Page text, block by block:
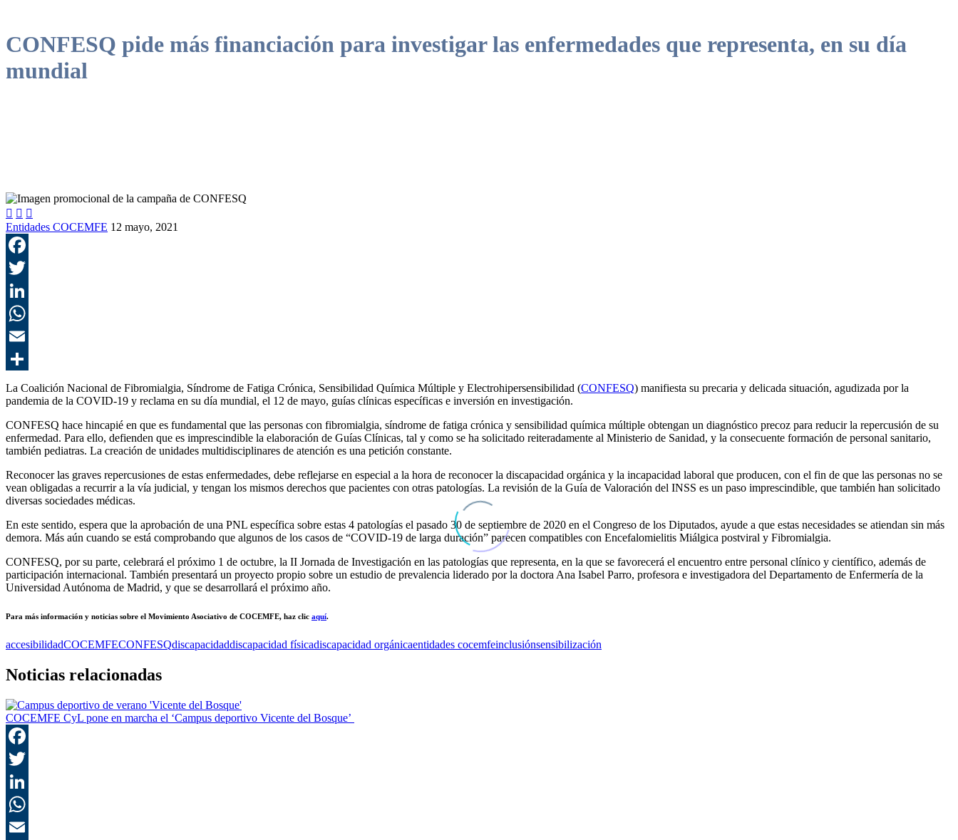
CONFESQ pide más financiación para investigar las enfermedades que representa, en su día
mundial
  
Entidades COCEMFE 12 mayo, 2021
La Coalición Nacional de Fibromialgia, Síndrome de Fatiga Crónica, Sensibilidad Química Múltiple y Electrohipersensibilidad (CONFESQ) manifiesta su precaria y delicada situación, agudizada por la
pandemia de la COVID-19 y reclama en su día mundial, el 12 de mayo, guías clínicas específicas e inversión en investigación.
CONFESQ hace hincapié en que es fundamental que las personas con fibromialgia, síndrome de fatiga crónica y sensibilidad química múltiple obtengan un diagnóstico precoz para reducir la repercusión de su
enfermedad. Para ello, defienden que es imprescindible la elaboración de Guías Clínicas, tal y como se ha solicitado reiteradamente al Ministerio de Sanidad, y la consecuente formación de personal sanitario,
también pediatras. La creación de unidades multidisciplinares de atención es una petición constante.
Reconocer las graves repercusiones de estas enfermedades, debe reflejarse en especial a la hora de reconocer la discapacidad orgánica y la incapacidad laboral que producen, con el fin de que las personas no se
vean obligadas a recurrir a la vía judicial, y tengan los mismos derechos que pacientes con otras patologías. La revisión de la Guía de Valoración del INSS es un paso imprescindible, que también han solicitado
diversas sociedades médicas.
En este sentido, espera que la aprobación de una PNL específica sobre estas 4 patologías el pasado 30 de septiembre de 2020 en el Congreso de los Diputados, ayude a que estas necesidades se atiendan sin más
demora. Más aún cuando se está comprobando que algunos de los casos de “COVID-19 de larga duración” parecen compatibles con Encefalomielitis Miálgica postviral y Fibromialgia.
CONFESQ, por su parte, celebrará el próximo 1 de octubre, la II Jornada de Investigación en las patologías que representa, en la que se favorecerá el encuentro entre personal clínico y científico, además de
participación internacional. También presentará un proyecto propio sobre un estudio de prevalencia liderado por la doctora Ana Isabel Parro, profesora e investigadora del Departamento de Enfermería de la
Universidad Autónoma de Madrid, y que se desarrollará el próximo año.
Para más información y noticias sobre el Movimiento Asociativo de COCEMFE, haz clic aquí.
accesibilidadCOCEMFECONFESQdiscapacidaddiscapacidad físicadiscapacidad orgánicaentidades cocemfeinclusiónsensibilización
Noticias relacionadas
COCEMFE CyL pone en marcha el ‘Campus deportivo Vicente del Bosque’